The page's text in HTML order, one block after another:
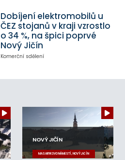
Dobíjení elektromobilů u
ČEZ stojanů v kraji vzrostlo
o 34 %, na špici poprvé
Nový Jičín
Komerční sdělení
NOVÝ JIČÍN
MASARYKOVO NÁMĚSTÍ, NOVÝ JIČÍN